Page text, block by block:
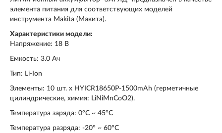
элемента питания для соответствующих моделей
инструмента Makita (Макита).
Характеристики модели:
Напряжение: 18 В
Емкость: 3.0 Ач
Тип: Li-Ion
Элементы: 10 шт. х HYIСR18650P-1500mAh (герметичные
цилиндрические, химия: LiNiMnCoO2).
Температура заряда: 0°C ~ 45°C
Температура разряда: -20° ~ 60°C